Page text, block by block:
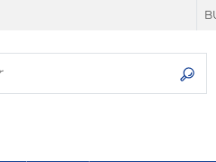
neumático